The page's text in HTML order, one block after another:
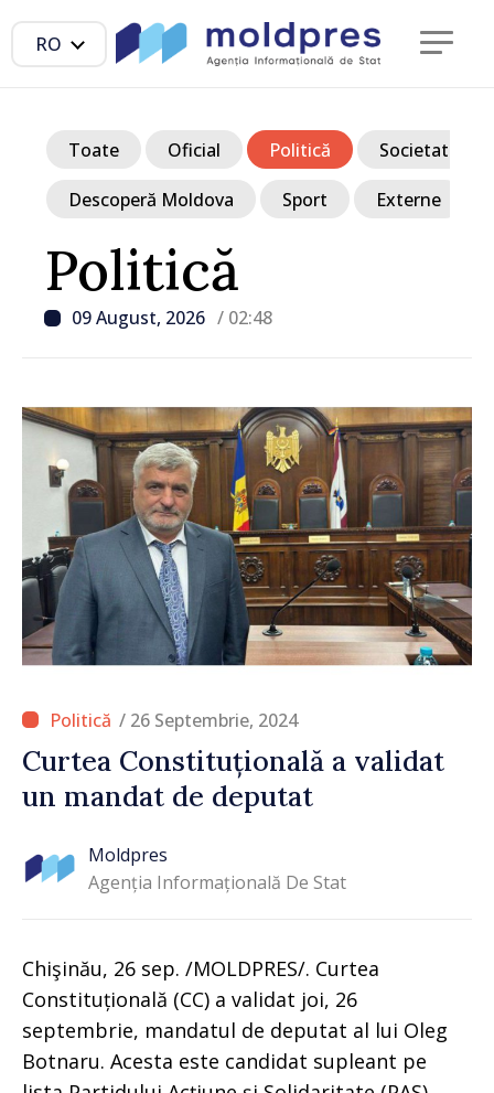
RO
Politică
09 August, 2026 / 02:48
Toate Oficial Politică Societate
Descoperă Moldova Sport Externe
/ 26 Septembrie, 2024
Curtea Constituțională a validat
un mandat de deputat
Moldpres
Agenția Informațională De Stat
Chişinău, 26 sep. /MOLDPRES/. Curtea
Constituțională (CC) a validat joi, 26
septembrie, mandatul de deputat al lui Oleg
Botnaru. Acesta este candidat supleant pe